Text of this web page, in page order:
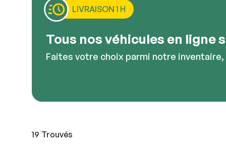
auto usagée de luxe, d’une camionnette, d’une
offre un prix compétitif sur toutes ses autos
LIVRAISON 1 H
Tous nos véhicules en ligne
Faites votre choix parmi notre
19 Trouvés